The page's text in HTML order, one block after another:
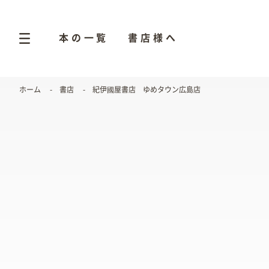
本の一覧 書店様へ
ホーム 書店 紀伊國屋書店 ゆめタウン広島店